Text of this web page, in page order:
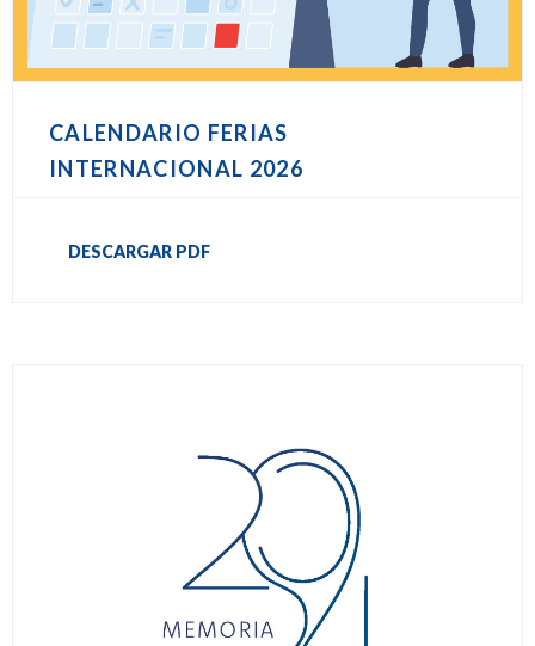
CALENDARIO FERIAS
INTERNACIONAL 2026
DESCARGAR PDF